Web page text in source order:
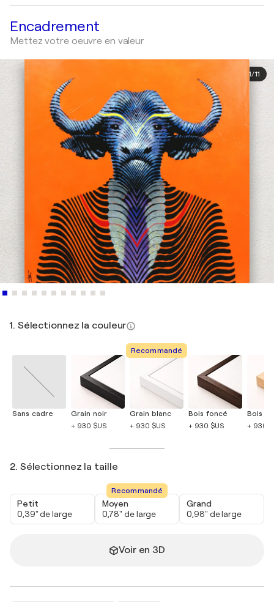
Encadrement
Mettez votre oeuvre en valeur
1/11
1. Sélectionnez la couleur
Sans cadre
Grain noir
+ 930 $US
Recommandé
Grain blanc
+ 930 $US
Bois foncé
+ 930 $US
Bois
+ 930
2. Sélectionnez la taille
Petit
0,39" de large
Recommandé
Moyen
0,78" de large
Grand
0,98" de large
Voir en 3D